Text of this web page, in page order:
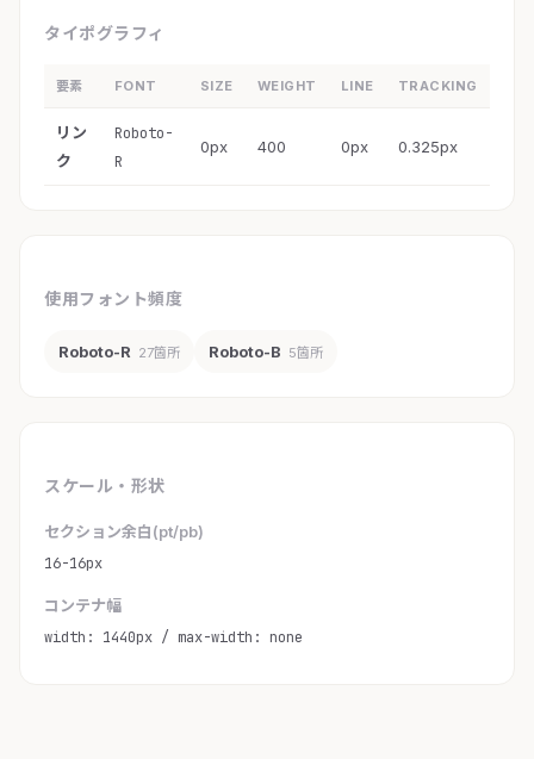
タイポグラフィ
要素 FONT SIZE WEIGHT LINE TRACKING
リン
ク
Roboto-
R
0px 400 0px 0.325px
使用フォント頻度
Roboto-R 27箇所 Roboto-B 5箇所
スケール・形状
セクション余白(pt/pb)
16-16px
コンテナ幅
width: 1440px / max-width: none